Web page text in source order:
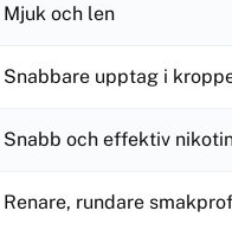
Mjuk och len
Snabbare upptag i
Snabb och effektiv
Renare, rundare